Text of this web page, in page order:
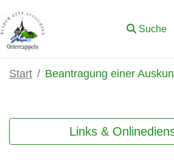
Zum Hauptinhalt springen
Suche
Start Beantragung einer
Links &